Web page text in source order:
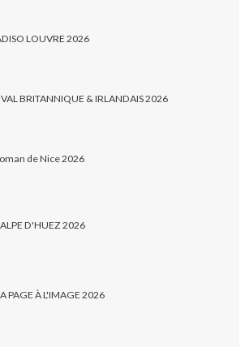
LOUVRE 2026
BRITANNIQUE & IRLANDAIS 2026
de Nice 2026
D'HUEZ 2026
PAGE À L'IMAGE 2026